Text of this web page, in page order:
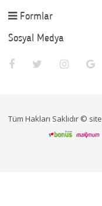
Formlar
Sosyal Medya
Tüm Hakları Saklıdır ©